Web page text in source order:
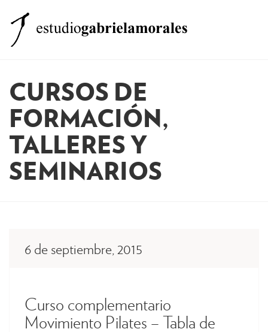
Clases
Formación
Equipo
Otros Servicios
CURSOS DE
FORMACIÓN,
TALLERES Y
SEMINARIOS
6 de septiembre, 2015
Curso complementario
Movimiento Pilates – Tabla de